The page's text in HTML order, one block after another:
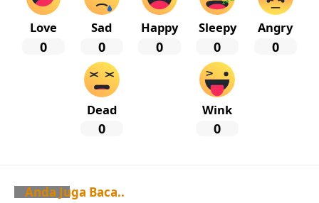
Love
0
Sad
0
Happy
0
Sleepy
0
Angry
0
Dead
0
Wink
0
Anda Juga Baca..